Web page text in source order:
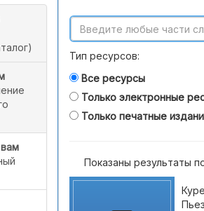
Тип ресурсов:
Все ресурсы
Только электронные
Только печатные
Показаны результаты